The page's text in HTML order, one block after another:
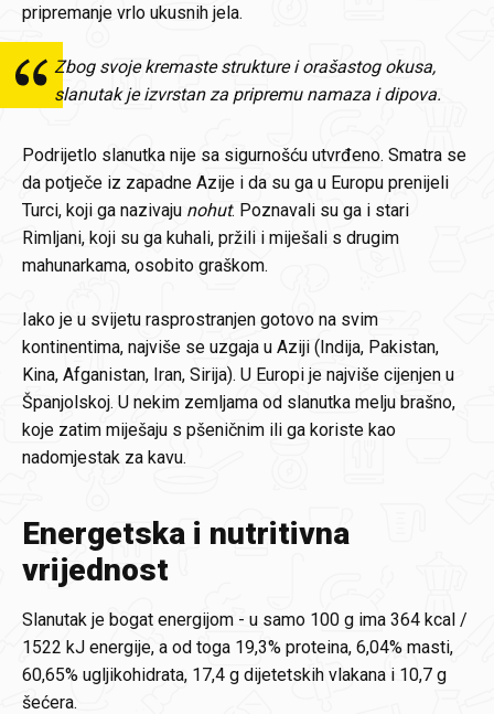
pripremanje vrlo ukusnih jela.
Zbog svoje kremaste strukture i orašastog okusa,
slanutak je izvrstan za pripremu namaza i dipova.
Podrijetlo slanutka nije sa sigurnošću utvrđeno. Smatra se
da potječe iz zapadne Azije i da su ga u Europu prenijeli
Turci, koji ga nazivaju nohut. Poznavali su ga i stari
Rimljani, koji su ga kuhali, pržili i miješali s drugim
mahunarkama, osobito graškom.
Iako je u svijetu rasprostranjen gotovo na svim
kontinentima, najviše se uzgaja u Aziji (Indija, Pakistan,
Kina, Afganistan, Iran, Sirija). U Europi je najviše cijenjen u
Španjolskoj. U nekim zemljama od slanutka melju brašno,
koje zatim miješaju s pšeničnim ili ga koriste kao
nadomjestak za kavu.
Energetska i nutritivna
vrijednost
Slanutak je bogat energijom - u samo 100 g ima 364 kcal /
1522 kJ energije, a od toga 19,3% proteina, 6,04% masti,
60,65% ugljikohidrata, 17,4 g dijetetskih vlakana i 10,7 g
šećera.